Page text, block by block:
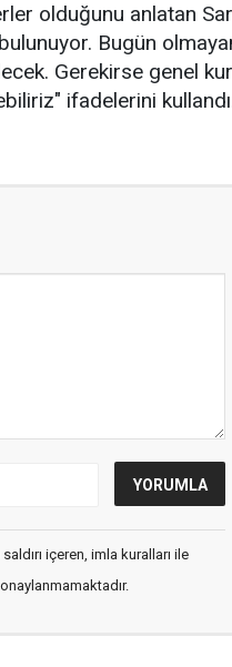
olduğunu anlatan
Bugün
Gerekirse genel
ifadelerini
içeren, imla kuralları ile